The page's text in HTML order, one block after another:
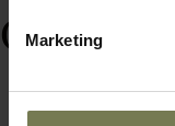
Marketing
Ofte